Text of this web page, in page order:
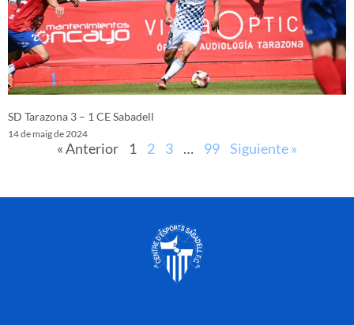
SD Tarazona 3 – 1 CE Sabadell
14 de maig de 2024
« Anterior 1 2 3 … 99 Siguiente »